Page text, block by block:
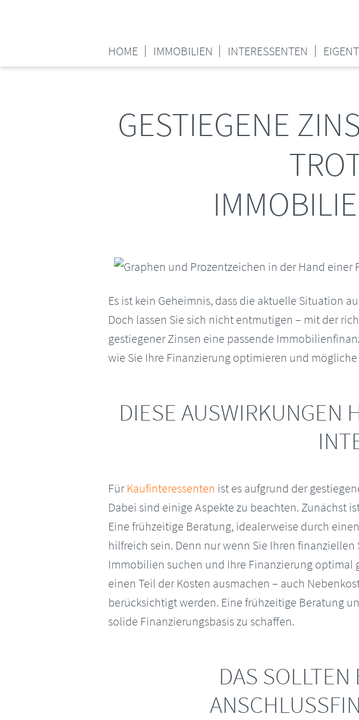
HOME IMMOBILIEN INTERESSENTEN
GESTIEGENE
Es ist kein Geheimnis, dass die aktuelle Situation
Doch lassen Sie sich nicht entmutigen – mit der
gestiegener Zinsen eine passende
wie Sie Ihre Finanzierung optimieren und
DIESE AUSWIRKUNGEN
Für Kaufinteressenten ist es aufgrund der
Dabei sind einige Aspekte zu beachten. Zunächst
Eine frühzeitige Beratung, idealerweise durch
hilfreich sein. Denn nur wenn Sie Ihren
Immobilien suchen und Ihre Finanzierung optimal
einen Teil der Kosten ausmachen – auch
berücksichtigt werden. Eine frühzeitige Beratung
solide Finanzierungsbasis zu schaffen.
DAS